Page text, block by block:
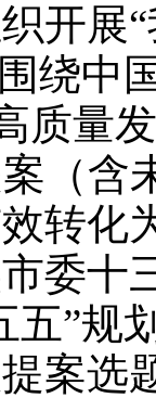
开展
绕中
质量
（含
转化
委十
五”规
案选